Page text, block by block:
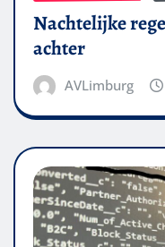
Nachtelijke
achter
AVLimburg